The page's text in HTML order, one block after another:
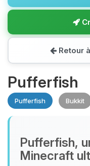
Retour
Pufferfish
Pufferfish Bukkit
Pufferfish,
Minecraft
Youpi,